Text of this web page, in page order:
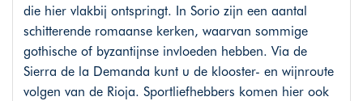
die hier vlakbij ontspringt. In Sorio zijn een aantal
schitterende romaanse kerken, waarvan sommige
gothische of byzantijnse invloeden hebben. Via de
Sierra de la Demanda kunt u de klooster- en wijnroute
volgen van de Rioja. Sportliefhebbers komen hier ook